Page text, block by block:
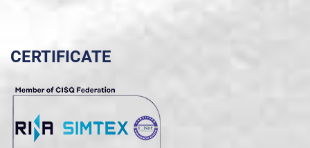
CERTIFICATE